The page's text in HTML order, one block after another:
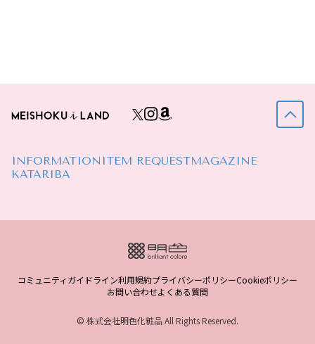
INFORMATION ITEM REQUESTMAGAZINE
KATARIBA
コミュニティガイドライン利用規約プライバシーポリシーCookieポリシー
お問い合わせよくある質問
© 株式会社明色化粧品 All Rights Reserved.